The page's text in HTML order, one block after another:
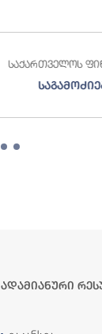
საქართველოს
ადამიანური